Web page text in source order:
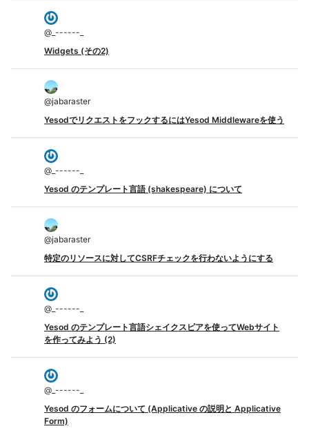
@ _------_
Widgets (その2)
@jabaraster
YesodでリクエストをフックするにはYesod Middlewareを使う
@ _------_
Yesod のテンプレート言語 (shakespeare) について
@jabaraster
特定のリソースに対してCSRFチェックを行わないようにする
@ _------_
Yesod のテンプレート言語シェイクスピアを使ってWebサイト
を作ってみよう (2)
@ _------_
Yesod のフォームについて (Applicative の説明と Applicative
Form)